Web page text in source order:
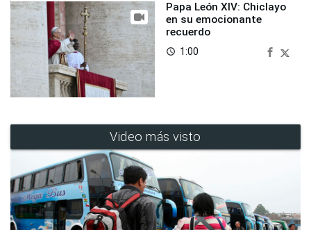
Papa León XIV: Chiclayo
en su emocionante
recuerdo
access_time 1:00
Video más visto